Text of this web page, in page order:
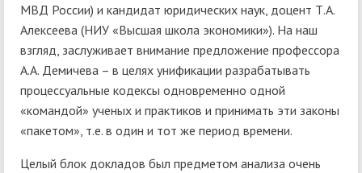
МВД России) и кандидат юридических наук, доцент Т.А.
Алексеева (НИУ «Высшая школа экономики»). На наш
взгляд, заслуживает внимание предложение профессора
А.А. Демичева – в целях унификации разрабатывать
процессуальные кодексы одновременно одной
«командой» ученых и практиков и принимать эти законы
«пакетом», т.е. в один и тот же период времени.
Целый блок докладов был предметом анализа очень